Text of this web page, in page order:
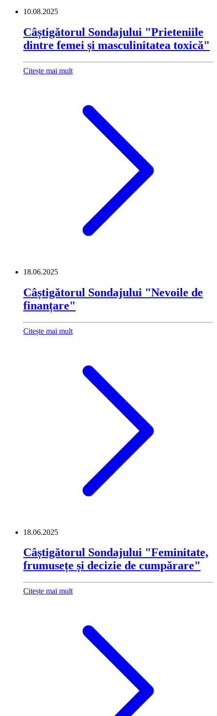
10.08.2025
Câștigătorul Sondajului "Prieteniile
dintre femei și masculinitatea toxică"
Citește mai mult
18.06.2025
Câștigătorul Sondajului "Nevoile de
finanțare"
Citește mai mult
18.06.2025
Câștigătorul Sondajului "Feminitate,
frumusețe și decizie de cumpărare"
Citește mai mult